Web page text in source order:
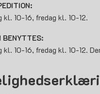
10-16, fredag kl. 10-12.
10-16, fredag kl. 10-12.